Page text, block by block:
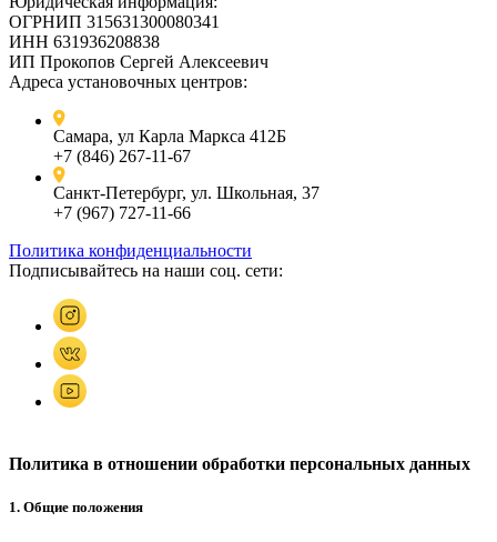
ОГРНИП 315631300080341
ИНН 631936208838
ИП Прокопов Сергей Алексеевич
Адреса установочных центров:
Самара, ул Карла Маркса 412Б
+7 (846) 267-11-67
Санкт-Петербург, ул. Школьная, 37
+7 (967) 727-11-66
Политика конфиденциальности
Подписывайтесь на наши соц. сети:
Политика в отношении обработки персональных данных
1. Общие положения